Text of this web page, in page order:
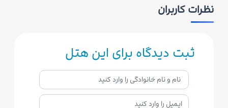
نظرات کاربران
ثبت دیدگاه برای این هتل